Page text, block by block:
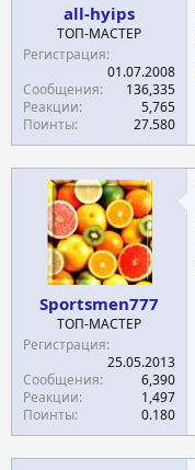
all-hyips
ТОП-МАСТЕР
Регистрация
01.07.2008
Сообщения
136,335
Реакции
5,765
Поинты
27.580
Sportsmen777
ТОП-МАСТЕР
Регистрация
25.05.2013
Сообщения
6,390
Реакции
1,497
Поинты
0.180